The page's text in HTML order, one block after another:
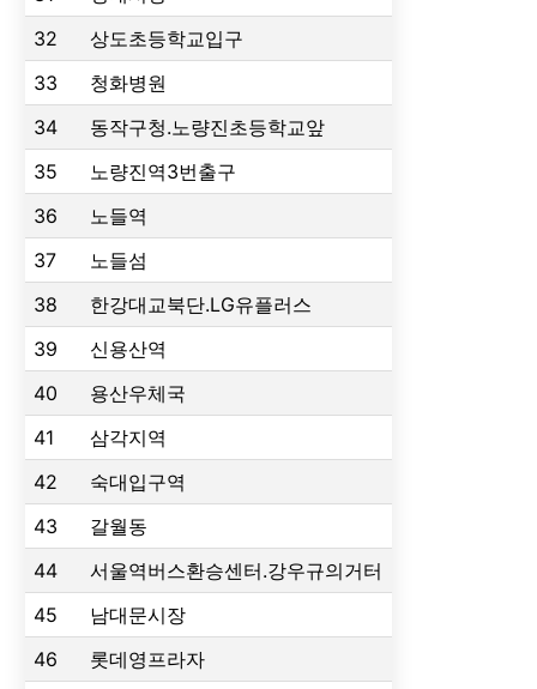
32
상도초등학교입구
33
청화병원
34
동작구청.노량진초등학교앞
35
노량진역3번출구
36
노들역
37
노들섬
38
한강대교북단.LG유플러스
39
신용산역
40
용산우체국
41
삼각지역
42
숙대입구역
43
갈월동
44
서울역버스환승센터.강우규의거터
45
남대문시장
46
롯데영프라자